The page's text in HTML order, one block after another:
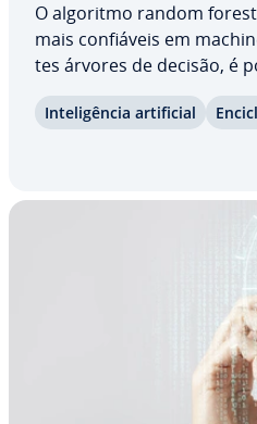
O algoritmo random
mais con­fiá­veis em
tes árvores de decisão, é
do que se trata o
In­te­li­gên­cia ar­ti­fi­cial